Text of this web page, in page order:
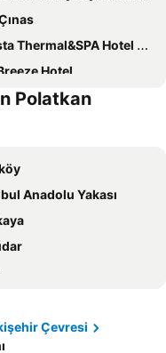
Thermal&SPA Hotel Eskişehir
Hotel
Arte Hotel
City Hotel
INN
Inn Hotels By Suit
Individuals Nova Vista Centrum Hotel
By Point Hotel
Polatkan
Anadolu Yakası
Çevresi